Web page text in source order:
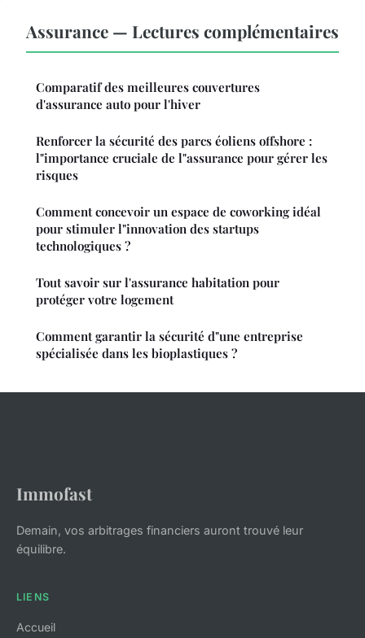
Assurance — Lectures complémentaires
Comparatif des meilleures couvertures
d'assurance auto pour l'hiver
Renforcer la sécurité des parcs éoliens offshore :
l"importance cruciale de l"assurance pour gérer les
risques
Comment concevoir un espace de coworking idéal
pour stimuler l"innovation des startups
technologiques ?
Tout savoir sur l'assurance habitation pour
protéger votre logement
Comment garantir la sécurité d"une entreprise
spécialisée dans les bioplastiques ?
Immofast
Demain, vos arbitrages financiers auront trouvé leur
équilibre.
LIENS
Accueil